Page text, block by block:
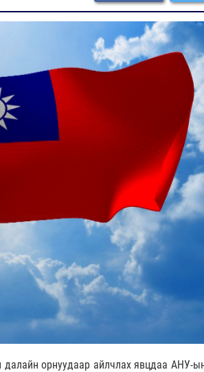
орнуудаар айлчлах явцдаа АНУ-